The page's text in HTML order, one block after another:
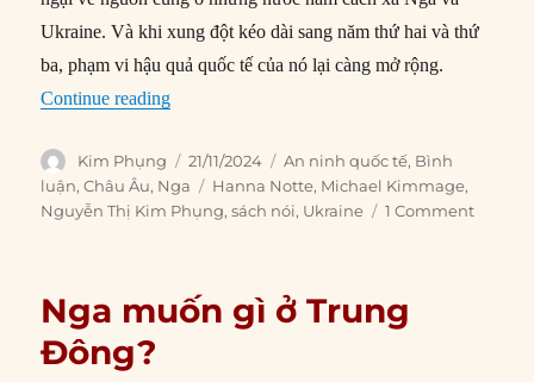
Ukraine. Và khi xung đột kéo dài sang năm thứ hai và thứ
ba, phạm vi hậu quả quốc tế của nó lại càng mở rộng.
Continue reading“Chiến tranh Ukraine đã trở thành một cuộc
Author
Kim Phụng
Posted
on
21/11/2024 Categories
An ninh quốc tế, Bình
luận,Châu Âu, Nga Tags
Hanna Notte, Michael Kimmage,
Nguyễn Thị Kim Phụng,sách nói, Ukraine 1 Comment
Nga muốn gì ở Trung
Đông?